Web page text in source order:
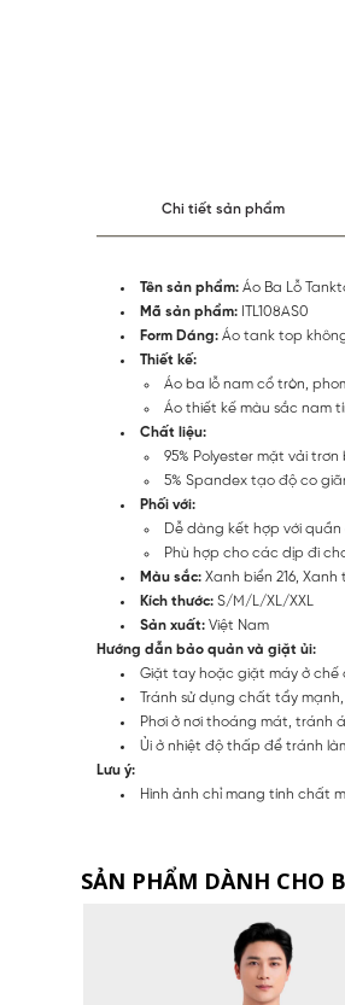
Chi tiết sản phẩm
Tên sản phẩm: Áo Ba Lỗ
Mã sản phẩm: ITL108AS0
Form Dáng: Áo tank top
Thiết kế:
Áo ba lỗ nam cổ tròn,
Áo thiết kế màu sắc nam
Chất liệu:
95% Polyester mặt vải
5% Spandex tạo độ co
Phối với:
Dễ dàng kết hợp với quần
Phù hợp cho các dịp đi
Màu sắc: Xanh biển 216, Xanh
Kích thước: S/M/L/XL/XXL
Sản xuất: Việt Nam
Hướng dẫn bảo quản và giặt ủi:
Giặt tay hoặc giặt máy ở chế
Tránh sử dụng chất tẩy
Phơi ở nơi thoáng mát, tránh
Ủi ở nhiệt độ thấp để tránh
Lưu ý:
Hình ảnh chỉ mang tính chất
SẢN PHẨM DÀNH CHO